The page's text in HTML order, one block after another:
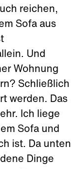
reichen,
Sofa aus
Und
Wohnung
Schließlich
werden. Das
Ich liege
Sofa und
ist. Da unten
Dinge